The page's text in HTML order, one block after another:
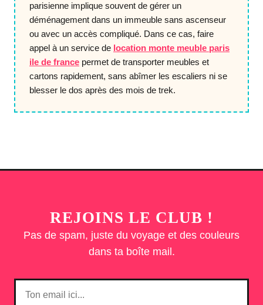
parisienne implique souvent de gérer un
déménagement dans un immeuble sans ascenseur
ou avec un accès compliqué. Dans ce cas, faire
appel à un service de location monte meuble paris
ile de france permet de transporter meubles et
cartons rapidement, sans abîmer les escaliers ni se
blesser le dos après des mois de trek.
REJOINS LE CLUB !
Pas de spam, juste du voyage et des couleurs
dans ta boîte mail.